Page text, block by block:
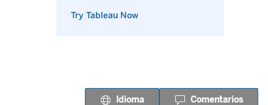
Try Tableau Now
Idioma Comentarios